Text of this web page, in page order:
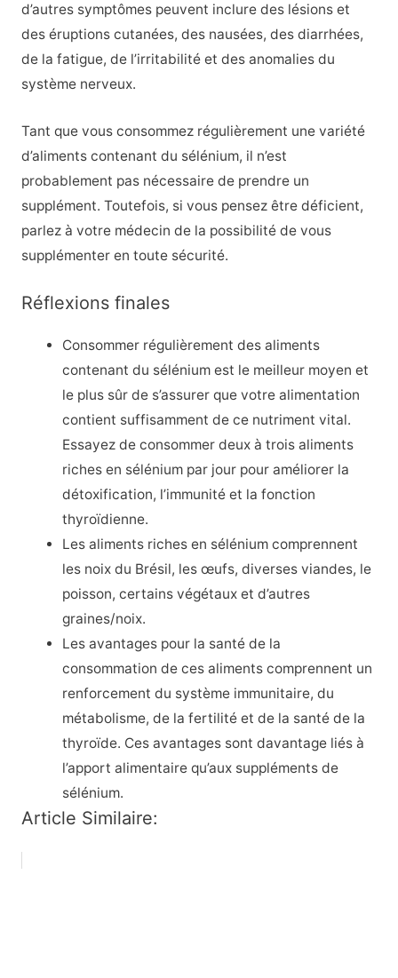
d’autres symptômes peuvent inclure des lésions et
des éruptions cutanées, des nausées, des diarrhées,
de la fatigue, de l’irritabilité et des anomalies du
système nerveux.
Tant que vous consommez régulièrement une variété
d’aliments contenant du sélénium, il n’est
probablement pas nécessaire de prendre un
supplément. Toutefois, si vous pensez être déficient,
parlez à votre médecin de la possibilité de vous
supplémenter en toute sécurité.
Réflexions finales
Consommer régulièrement des aliments
contenant du sélénium est le meilleur moyen et
le plus sûr de s’assurer que votre alimentation
contient suffisamment de ce nutriment vital.
Essayez de consommer deux à trois aliments
riches en sélénium par jour pour améliorer la
détoxification, l’immunité et la fonction
thyroïdienne.
Les aliments riches en sélénium comprennent
les noix du Brésil, les œufs, diverses viandes, le
poisson, certains végétaux et d’autres
graines/noix.
Les avantages pour la santé de la
consommation de ces aliments comprennent un
renforcement du système immunitaire, du
métabolisme, de la fertilité et de la santé de la
thyroïde. Ces avantages sont davantage liés à
l’apport alimentaire qu’aux suppléments de
sélénium.
Article Similaire: